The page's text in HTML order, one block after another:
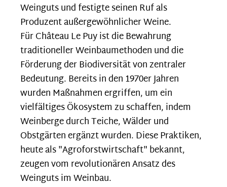
Weinguts und festigte seinen Ruf als
Produzent außergewöhnlicher Weine.
Für Château Le Puy ist die Bewahrung
traditioneller Weinbaumethoden und die
Förderung der Biodiversität von zentraler
Bedeutung. Bereits in den 1970er Jahren
wurden Maßnahmen ergriffen, um ein
vielfältiges Ökosystem zu schaffen, indem
Weinberge durch Teiche, Wälder und
Obstgärten ergänzt wurden. Diese Praktiken,
heute als "Agroforstwirtschaft" bekannt,
zeugen vom revolutionären Ansatz des
Weinguts im Weinbau.